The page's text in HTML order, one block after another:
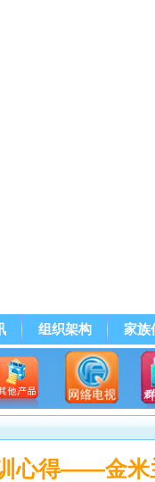
组织架构 家族
心得——金米